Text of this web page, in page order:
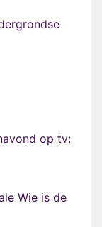
op tv:
Wie is de